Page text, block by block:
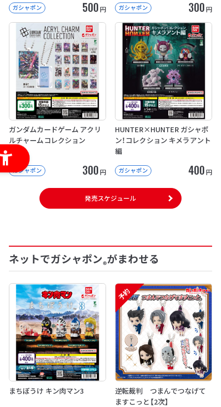
ガシャポン 500 円 ガシャポン 300 円
ガンダムカードゲーム アクリ
ルチャームコレクション
ガシャポン 300 円
HUNTER×HUNTER ガシャポ
ン！コレクション キメラアント
編
ガシャポン 400 円
発売スケジュール
ネットでガシャポン®がまわせる
まちぼうけ キン肉マン3
予約
逆転裁判 つまんでつなげて
ますこっと【2次】